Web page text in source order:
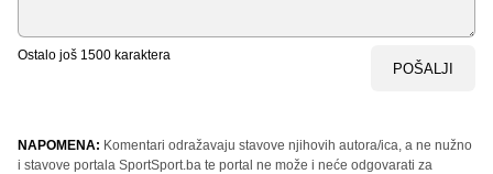
Ostalo još 1500 karaktera
POŠALJI
NAPOMENA: Komentari odražavaju stavove njihovih autora/ica, a ne nužno
i stavove portala SportSport.ba te portal ne može i neće odgovarati za